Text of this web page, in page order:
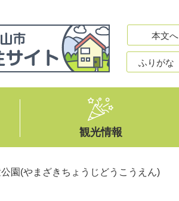
本文へ
ふりがな
観光情報
園(やまざきちょうじどうこうえん)